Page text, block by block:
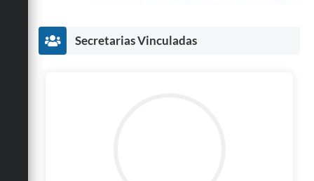
Secretarias Vinculadas